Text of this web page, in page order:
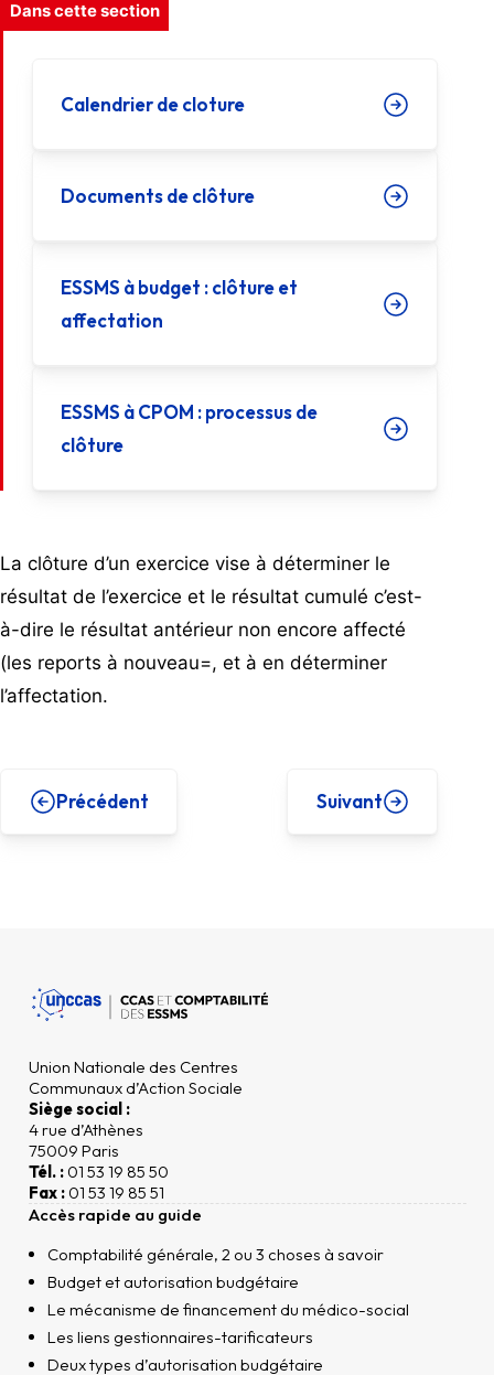
Dans cette section
Calendrier de cloture
Documents de clôture
ESSMS à budget : clôture et
affectation
ESSMS à CPOM : processus de
clôture
La clôture d’un exercice vise à déterminer le
résultat de l’exercice et le résultat cumulé c’est-
à-dire le résultat antérieur non encore affecté
(les reports à nouveau=, et à en déterminer
l’affectation.
Précédent Suivant
Union Nationale des Centres
Communaux d’Action Sociale
Siège social :
4 rue d’Athènes
75009 Paris
Tél. :01 53 19 85 50
Fax :01 53 19 85 51
Accès rapide au guide
Comptabilité générale, 2 ou 3 choses à savoir
Budget et autorisation budgétaire
Le mécanisme de financement du médico-social
Les liens gestionnaires-tarificateurs
Deux types d’autorisation budgétaire